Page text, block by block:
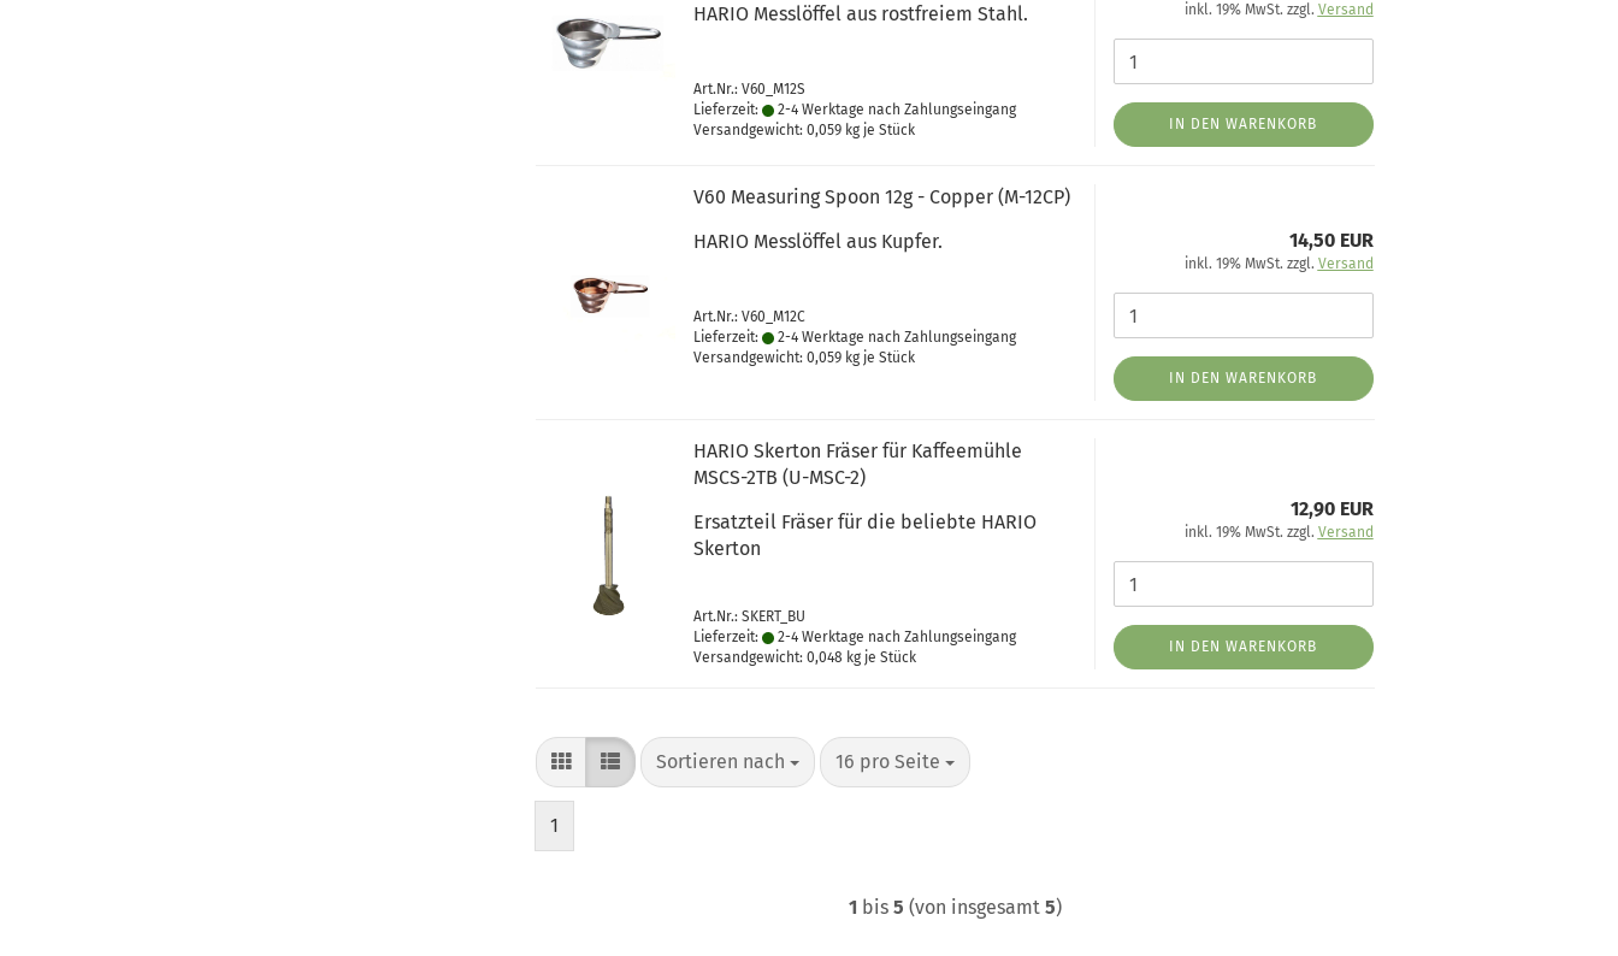
HARIO Messlöffel aus rostfreiem Stahl.
Art.Nr.: V60_M12S
Lieferzeit:
2-4 Werktage nach Zahlungseingang
Versandgewicht: 0,059kg je Stück
inkl. 19% MwSt. zzgl. Versand
IN DEN WARENKORB
V60 Measuring Spoon 12g - Copper (M-12CP)
HARIO Messlöffel aus Kupfer.
Art.Nr.: V60_M12C
Lieferzeit:
2-4 Werktage nach Zahlungseingang
Versandgewicht: 0,059kg je Stück
14,50 EUR
inkl. 19% MwSt. zzgl. Versand
IN DEN WARENKORB
HARIO Skerton Fräser für Kaffeemühle
MSCS-2TB (U-MSC-2)
Ersatzteil Fräser für die beliebte HARIO
Skerton
Art.Nr.: SKERT_BU
Lieferzeit:
2-4 Werktage nach Zahlungseingang
Versandgewicht: 0,048 kg je Stück
12,90 EUR
inkl. 19% MwSt. zzgl. Versand
IN DEN WARENKORB
Sortieren nach
Sortieren nach 16 pro Seite
pro Seite
1
1 bis 5 (von insgesamt 5)